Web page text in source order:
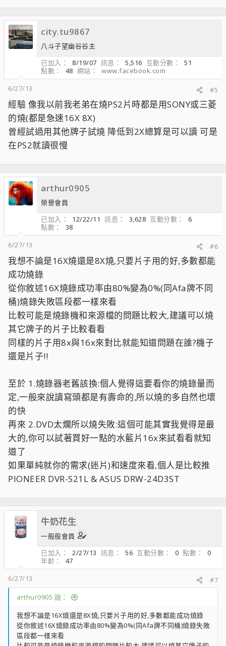
city.tu9867
八斗子望幽谷谷主
已加入
8/19/07 訊息 5,516 互動分數
51
點數
48 網站
www.facebook.com
6/27/13
#5
經驗 像我以前我老弟在燒PS2片時都是用SONY或三菱
的燒(都是急速16X 8X)
曾經試過用其他牌子試燒 降低到2X總算是可以讀 可是
在PS2就讀很慢
arthur0905
榮譽會員
已加入
12/22/11 訊息 3,628 互動分數
6
點數
38
6/27/13
#6
我想不論是16X燒還是8X燒,只要片子用的好,多數都能
成功燒錄
從你敘述16X燒錄成功率由80%變為0%(同Afa牌不同
桶)燒錄失敗區段都一樣來看
比較可能是燒錄機和來源檔的問題比較大,建議可以燒
其它牌子的片子比較看看
同樣的片子用8x與16x來對比就能知道問題在誰?機子
還是片子!!
至於 1.燒錄器老舊該換:個人覺得這要看你的燒錄量而
定,一般來說讀寫頭都是有壽命的,所以燒的多自然也壞
的快
再來 2.DVD太爛所以燒失敗:這個可能其實我覺得是最
大的,你可以試著買好一點的水藍片16x來試看看就知
道了
如果單純就你的需求(迷片)和速度來看,個人是比較推
PIONEER DVR-S21L & ASUS DRW-24D3ST
牛奶花生
一般般會員
已加入
2/27/13 訊息 56 互動分數 0 點數
0
年齡
47
6/27/13
#7
arthur0905 說：
我想不論是16X燒還是8X燒,只要片子用的好,多數都能成功燒錄
從你敘述16X燒錄成功率由80%變為0%(同Afa牌不同桶)燒錄失敗
區段都一樣來看